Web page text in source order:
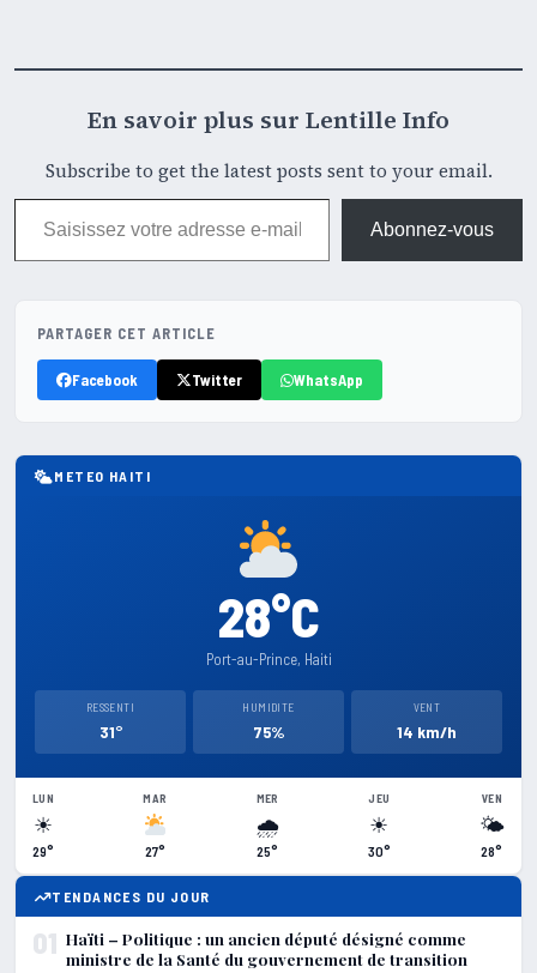
En savoir plus sur Lentille Info
Subscribe to get the latest posts sent to your email.
Saisissez votre adresse e-mail…
Abonnez-vous
PARTAGER CET ARTICLE
Facebook Twitter WhatsApp
METEO HAITI
28°C
Port-au-Prince, Haiti
RESSENTI
31°
HUMIDITE
75%
VENT
14 km/h
LUN
☀
29°
MAR
27°
MER
🌧
25°
JEU
☀
30°
VEN
🌤
28°
TENDANCES DU JOUR
01 Haïti – Politique : un ancien député désigné comme
ministre de la Santé du gouvernement de transition